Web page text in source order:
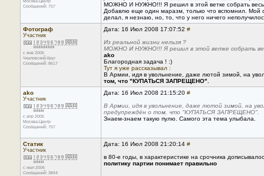
Сообщений: 757
МОЖНО И НУЖНО!!! Я решил в этой ветке собрать весь
Добавлю еще один маразм, только что вспомнил. Мой
делал, я незнаю, но, то, что у него ничего
Фотограф
Участник
с янв 2006
Чкаловский-Круг
Сообщений: 8617
Дата: 16 Июл 2008 17:07:52 #
Из реальной жизни нельзя ?
МОЖНО И НУЖНО!!! Я решил в этой ветке собрать
ako
Благородная задача ! :)
Тут я уже рассказывал :
В Армии, идя в увольнение, даже лютой зимой, на
том, что "КУПАТЬСЯ ЗАПРЕЩЕНО".
ako
Участник
с апр 2005
Москва-Центр
Сообщений: 757
Дата: 16 Июл 2008 21:15:20 #
В Армии, идя в увольнение, даже лютой зимой, на
предупреждён о том, что "КУПАТЬСЯ ЗАПРЕЩЕНО".
Знаем-знаем такую пулю. Самого эта тема улыбала.
Статик
Участник
с июл 2006
Сообщений: 3844
Дата: 16 Июл 2008 21:20:14 #
в 80-е годы, в характеристике на срочника
политику партии понимает правильно